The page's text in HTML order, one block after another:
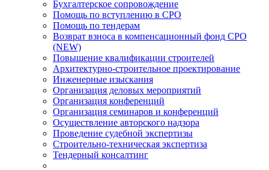
Бухгалтерское сопровождение
Помощь по вступлению в СРО
Помощь по тендерам
Возврат взноса в компенсационный фонд СРО
(NEW)
Повышение квалификации строителей
Архитектурно-строительное проектирование
Инженерные изыскания
Организация деловых мероприятий
Организация конференций
Организация семинаров и конференций
Осуществление авторского надзора
Проведение судебной экспертизы
Строительно-техническая экспертиза
Тендерный консалтинг